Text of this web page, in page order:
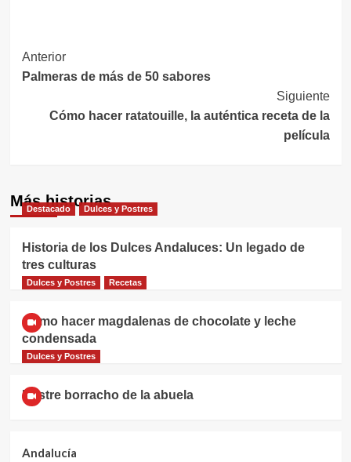
Navegación
de
entradas
Anterior
Palmeras de más de 50 sabores
Siguiente
Cómo hacer ratatouille, la auténtica receta de la
película
Más historias
Destacado Dulces y Postres
Historia de los Dulces Andaluces: Un legado de
tres culturas
Dulces y Postres Recetas
Cómo hacer magdalenas de chocolate y leche
condensada
Dulces y Postres
Postre borracho de la abuela
Andalucía